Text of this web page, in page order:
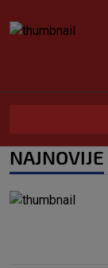
NAJNOVIJE